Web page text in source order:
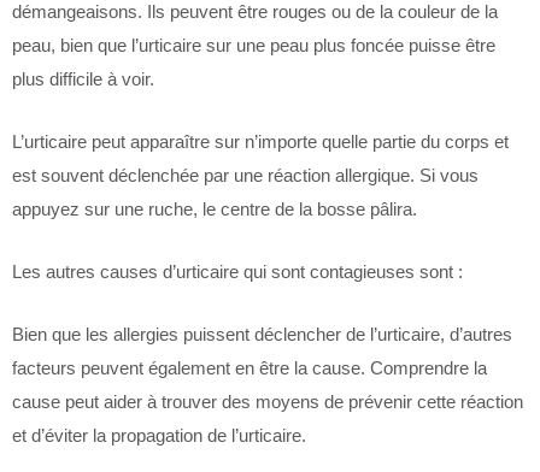
démangeaisons. Ils peuvent être rouges ou de la couleur de la
peau, bien que l’urticaire sur une peau plus foncée puisse être
plus difficile à voir.
L’urticaire peut apparaître sur n’importe quelle partie du corps et
est souvent déclenchée par une réaction allergique. Si vous
appuyez sur une ruche, le centre de la bosse pâlira.
Les autres causes d’urticaire qui sont contagieuses sont :
Bien que les allergies puissent déclencher de l’urticaire, d’autres
facteurs peuvent également en être la cause. Comprendre la
cause peut aider à trouver des moyens de prévenir cette réaction
et d’éviter la propagation de l’urticaire.